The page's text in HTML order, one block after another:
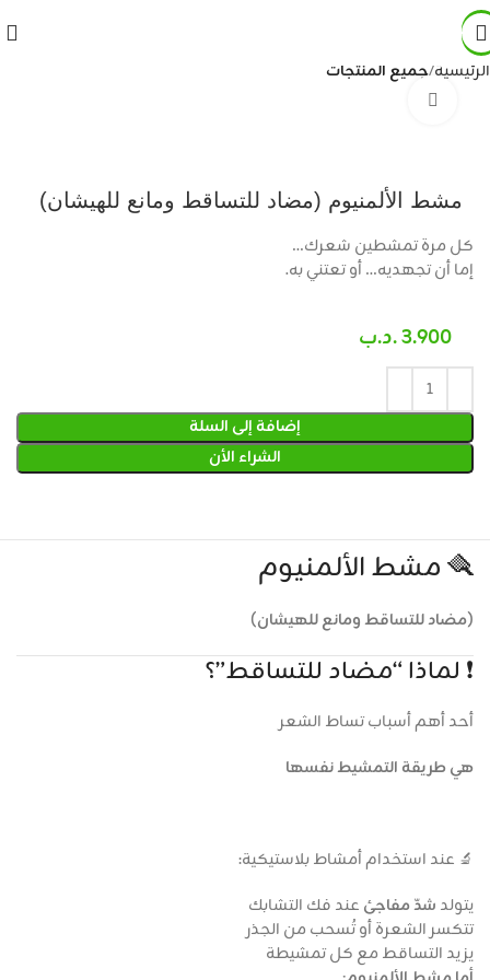
الرئيسية جميع المنتجات
مشط الألمنيوم (مضاد للتساقط ومانع للهيشان)
كل مرة تمشطين شعرك…
إما أن تجهديه… أو تعتني به.
3.900.د.ب
إضافة إلى السلة
الشراء الأن
🪮 مشط الألمنيوم
(مضاد للتساقط ومانع للهيشان)
❗ لماذا “مضاد للتساقط”؟
أحد أهم أسباب تساط الشعر
هي طريقة التمشيط نفسها
🔬 عند استخدام أمشاط بلاستيكية:
يتولد شدّ مفاجئ عند فك التشابك
تتكسر الشعرة أو تُسحب من الجذر
يزيد التساقط مع كل تمشيطة